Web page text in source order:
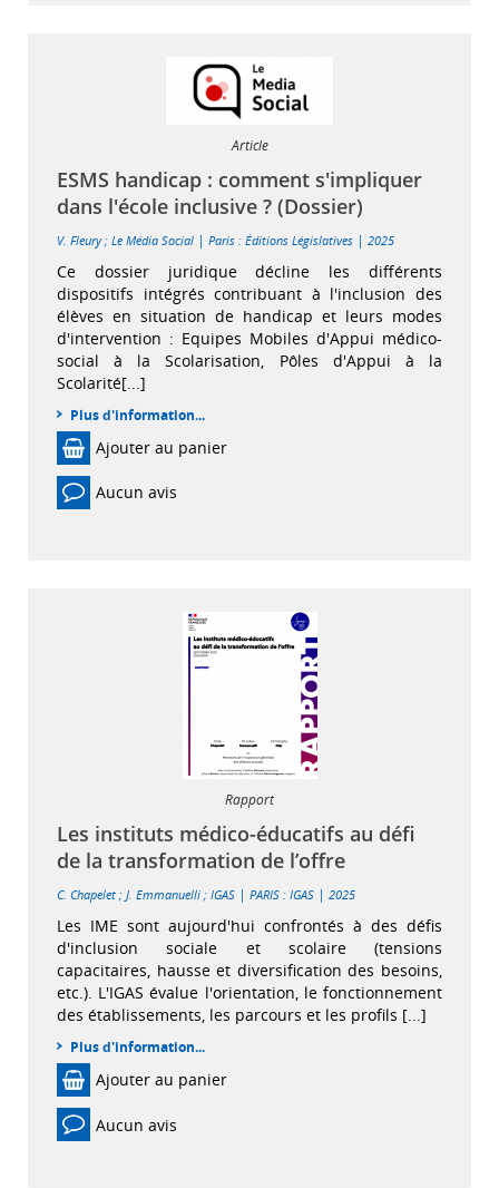
Article
ESMS handicap : comment s'impliquer
dans l'école inclusive ? (Dossier)
V. Fleury; Le Média Social | Paris : Éditions Législatives | 2025
Ce dossier juridique décline les différents
dispositifs intégrés contribuant à l'inclusion des
élèves en situation de handicap et leurs modes
d'intervention : Equipes Mobiles d'Appui médico-
social à la Scolarisation, Pôles d'Appui à la
Scolarité[...]
Plus d'information...
Ajouter au panier
Aucun avis
Rapport
Les instituts médico-éducatifs au défi
de la transformation de l’offre
C. Chapelet ; J. Emmanuelli ; IGAS | PARIS : IGAS | 2025
Les IME sont aujourd'hui confrontés à des défis
d'inclusion sociale et scolaire (tensions
capacitaires, hausse et diversification des besoins,
etc.). L'IGAS évalue l'orientation, le fonctionnement
des établissements, les parcours et les profils [...]
Plus d'information...
Ajouter au panier
Aucun avis